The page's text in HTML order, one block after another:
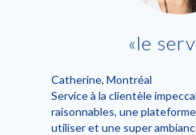
le
Catherine, Montréal
Service à la clientèle
raisonnables, une
utiliser et une super